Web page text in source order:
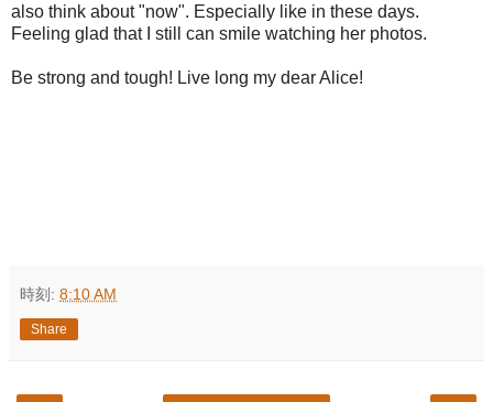
also think about "now". Especially like in these days.
Feeling glad that I still can smile watching her photos.
Be strong and tough! Live long my dear Alice!
時刻: 8:10 AM
Share